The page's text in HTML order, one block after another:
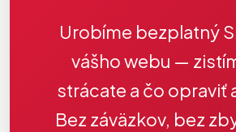
Urobíme bezplatný
vášho webu —
strácate a čo opraviť
Bez záväzkov, bez